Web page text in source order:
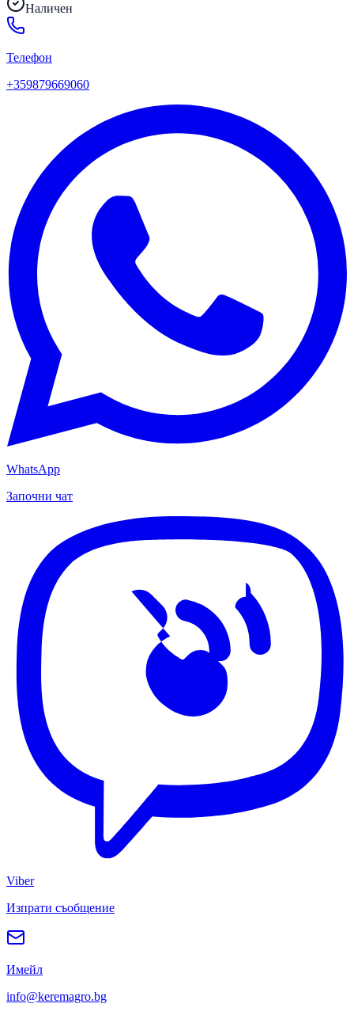
Наличен
Телефон
+359879669060
WhatsApp
Започни чат
Viber
Изпрати съобщение
Имейл
info@keremagro.bg